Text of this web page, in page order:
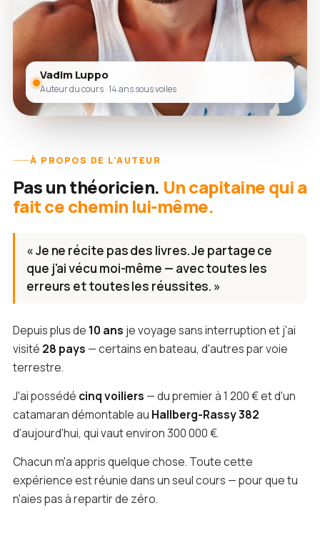
Vadim Luppo
Auteur du cours · 14 ans sous voiles
À PROPOS DE L'AUTEUR
Pas un théoricien. Un capitaine qui a
fait ce chemin lui-même.
« Je ne récite pas des livres. Je partage ce
que j'ai vécu moi-même — avec toutes les
erreurs et toutes les réussites. »
Depuis plus de 10 ans je voyage sans interruption et j'ai
visité 28 pays — certains en bateau, d'autres par voie
terrestre.
J'ai possédé cinq voiliers — du premier à 1 200 € et d'un
catamaran démontable au Hallberg-Rassy 382
d'aujourd'hui, qui vaut environ 300 000 €.
Chacun m'a appris quelque chose. Toute cette
expérience est réunie dans un seul cours — pour que tu
n'aies pas à repartir de zéro.